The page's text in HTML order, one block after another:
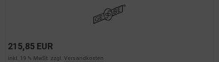
215,85 EUR
inkl. 19 % MwSt. zzgl. Versandkosten